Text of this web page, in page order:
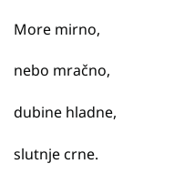
More mirno,
nebo mračno,
dubine hladne,
slutnje crne.